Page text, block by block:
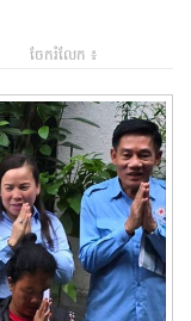
ចែករំលែក ៖